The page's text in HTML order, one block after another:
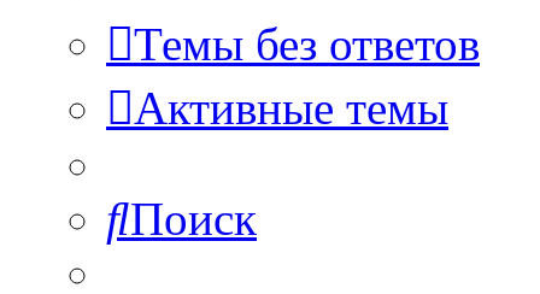
Темы без ответов
Активные темы
Поиск